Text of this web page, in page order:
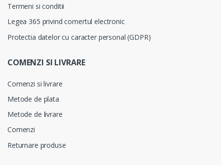
Termeni si conditii
Legea 365 privind comertul electronic
Protectia datelor cu caracter personal (GDPR)
COMENZI SI LIVRARE
Comenzi si livrare
Metode de plata
Metode de livrare
Comenzi
Returnare produse